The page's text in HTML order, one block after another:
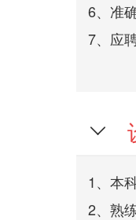
6、准
7、应

1、本
2、熟